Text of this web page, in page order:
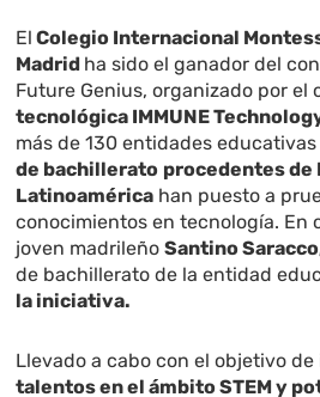
El Colegio Internacional
Madrid ha sido el ganador del
Future Genius, organizado por el
tecnológica IMMUNE
más de 130 entidades
de bachillerato procedentes de
Latinoamérica han puesto a
conocimientos en tecnología. En
joven madrileñoSantino
de bachillerato de la entidad
la iniciativa.
Llevado a cabo con el objetivo
talentos en el ámbito STEM y